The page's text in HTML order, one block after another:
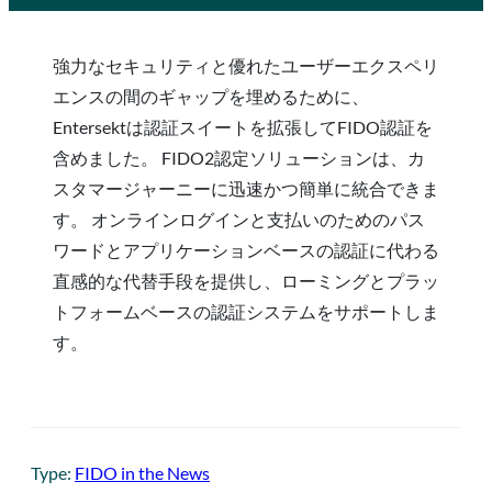
強力なセキュリティと優れたユーザーエクスペリ
エンスの間のギャップを埋めるために、
Entersektは認証スイートを拡張してFIDO認証を
含めました。 FIDO2認定ソリューションは、カ
スタマージャーニーに迅速かつ簡単に統合できま
す。 オンラインログインと支払いのためのパス
ワードとアプリケーションベースの認証に代わる
直感的な代替手段を提供し、ローミングとプラッ
トフォームベースの認証システムをサポートしま
す。
Type: FIDO in the News